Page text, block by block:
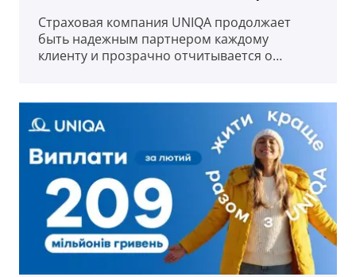
Страховая компания UNIQA продолжает
быть надежным партнером каждому
клиенту и прозрачно отчитывается о